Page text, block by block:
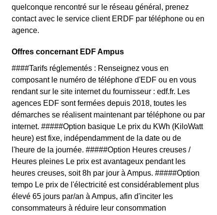
quelconque rencontré sur le réseau général, prenez
contact avec le service client ERDF par téléphone ou en
agence.
Offres concernant EDF Ampus
####Tarifs réglementés : Renseignez vous en
composant le numéro de téléphone d'EDF ou en vous
rendant sur le site internet du fournisseur : edf.fr. Les
agences EDF sont fermées depuis 2018, toutes les
démarches se réalisent maintenant par téléphone ou par
internet. #####Option basique Le prix du KWh (KiloWatt
heure) est fixe, indépendamment de la date ou de
l'heure de la journée. #####Option Heures creuses /
Heures pleines Le prix est avantageux pendant les
heures creuses, soit 8h par jour à Ampus. #####Option
tempo Le prix de l'électricité est considérablement plus
élevé 65 jours par/an à Ampus, afin d'inciter les
consommateurs à réduire leur consommation